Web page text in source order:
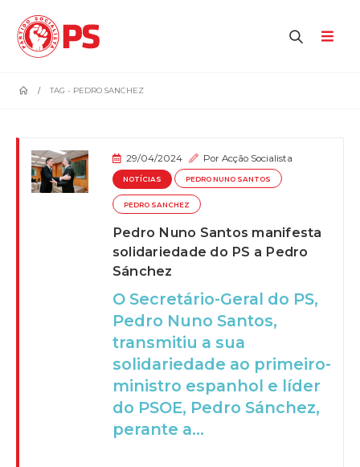
TAG - PEDRO SANCHEZ
29/04/2024 PorAcção Socialista
NOTÍCIAS PEDRO NUNO SANTOS
PEDRO SANCHEZ
Pedro Nuno Santos manifesta
solidariedade do PS a Pedro
Sánchez
O Secretário-Geral do PS,
Pedro Nuno Santos,
transmitiu a sua
solidariedade ao primeiro-
ministro espanhol e líder
do PSOE, Pedro Sánchez,
perante a...